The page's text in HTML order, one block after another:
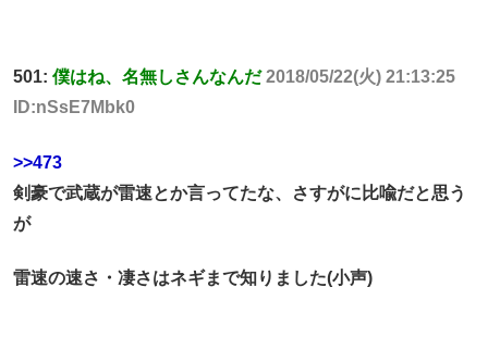
501: 僕はね、名無しさんなんだ 2018/05/22(火) 21:13:25
ID:nSsE7Mbk0
>>473
剣豪で武蔵が雷速とか言ってたな、さすがに比喩だと思う
が
雷速の速さ・凄さはネギまで知りました(小声)